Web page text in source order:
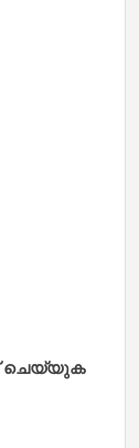
ചെയ്യുക